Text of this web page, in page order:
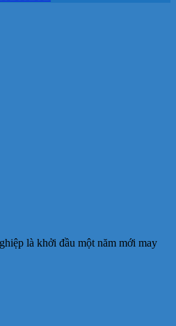
là khởi đầu một năm mới may